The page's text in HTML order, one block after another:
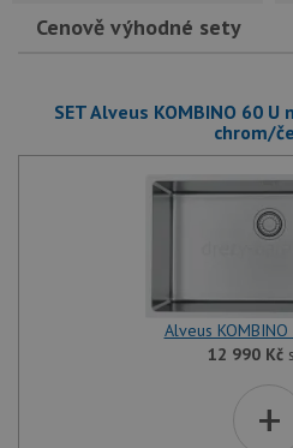
Cenově výhodné sety
SET Alveus KOMBINO 60
chrom/
Alveus
12 990 Kč
+